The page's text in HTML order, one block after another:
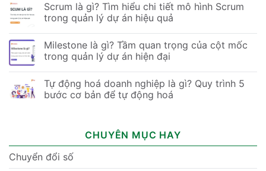
Scrum là gì? Tìm hiểu chi tiết mô hình Scrum
trong quản lý dự án hiệu quả
Milestone là gì? Tầm quan trọng của cột mốc
trong quản lý dự án hiện đại
Tự động hoá doanh nghiệp là gì? Quy trình 5
bước cơ bản để tự động hoá
CHUYÊN MỤC HAY
Chuyển đổi số